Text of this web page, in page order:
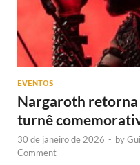
EVENTOS
Nargaroth retorna
turnê
30 de janeiro de 2026 - by
Comment